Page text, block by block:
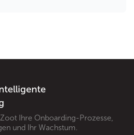
Ihre Onboarding-Prozesse,
und Ihr Wachstum.